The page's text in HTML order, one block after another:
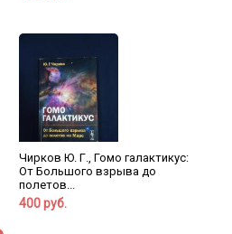
Чирков Ю. Г., Гомо галактикус:
От Большого взрыва до
полетов...
400 руб.